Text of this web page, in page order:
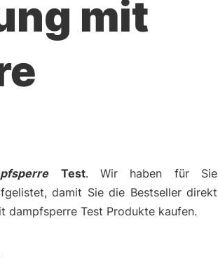
mit
Test. Wir haben für Sie
damit Sie die Bestseller direkt
dampfsperre Test Produkte kaufen.